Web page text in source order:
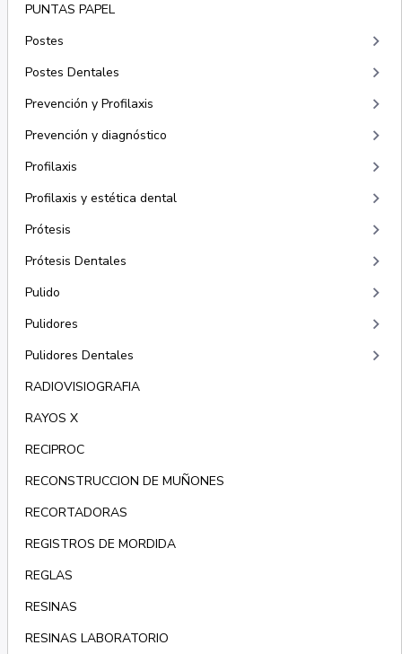
PUNTAS PAPEL
Postes
keyboard_arrow_right
Postes Dentales keyboard_arrow_right
Prevención y Profilaxis keyboard_arrow_right
Prevención y diagnóstico keyboard_arrow_right
Profilaxis keyboard_arrow_right
Profilaxis y estética dental keyboard_arrow_right
Prótesis keyboard_arrow_right
Prótesis Dentales keyboard_arrow_right
Pulido keyboard_arrow_right
Pulidores keyboard_arrow_right
Pulidores Dentales keyboard_arrow_right
RADIOVISIOGRAFIA
RAYOS X
RECIPROC
RECONSTRUCCION DE MUÑONES
RECORTADORAS
REGISTROS DE MORDIDA
REGLAS
RESINAS
RESINAS LABORATORIO